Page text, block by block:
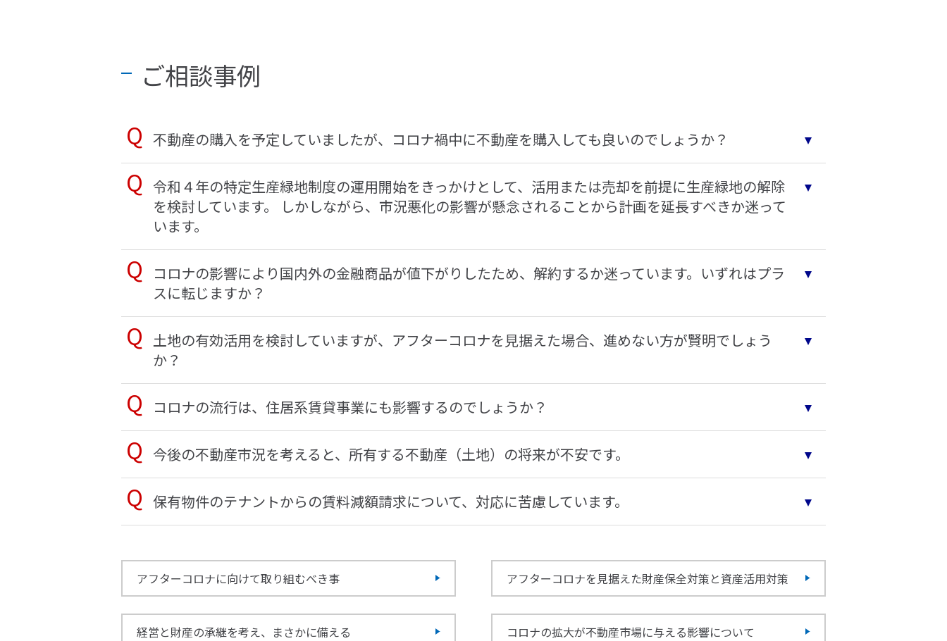
ご相談事例
不動産の購入を予定していましたが、コロナ禍中に不動産を購入しても良いのでしょうか？
令和４年の特定生産緑地制度の運用開始をきっかけとして、活用または売却を前提に生産緑地の解除
を検討しています。 しかしながら、市況悪化の影響が懸念されることから計画を延長すべきか迷って
います。
コロナの影響により国内外の金融商品が値下がりしたため、解約するか迷っています。いずれはプラ
スに転じますか？
土地の有効活用を検討していますが、アフターコロナを見据えた場合、進めない方が賢明でしょう
か？
コロナの流行は、住居系賃貸事業にも影響するのでしょうか？
今後の不動産市況を考えると、所有する不動産（土地）の将来が不安です。
保有物件のテナントからの賃料減額請求について、対応に苦慮しています。
アフターコロナに向けて取り組むべき事 アフターコロナを見据えた財産保全対策と資産活用対策
経営と財産の承継を考え、まさかに備える コロナの拡大が不動産市場に与える影響について